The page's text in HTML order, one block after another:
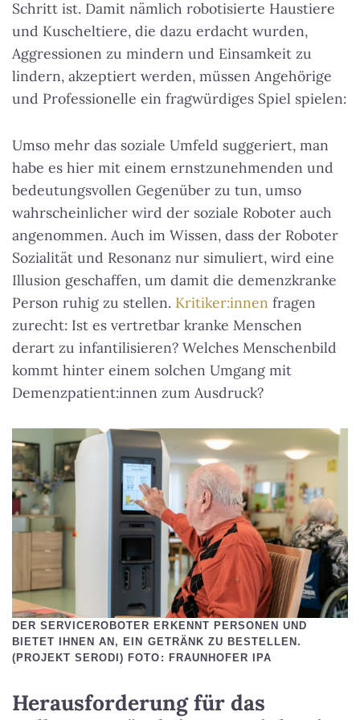
Schritt ist. Damit nämlich robotisierte Haustiere
und Kuscheltiere, die dazu erdacht wurden,
Aggressionen zu mindern und Einsamkeit zu
lindern, akzeptiert werden, müssen Angehörige
und Professionelle ein fragwürdiges Spiel spielen:
Umso mehr das soziale Umfeld suggeriert, man
habe es hier mit einem ernstzunehmenden und
bedeutungsvollen Gegenüber zu tun, umso
wahrscheinlicher wird der soziale Roboter auch
angenommen. Auch im Wissen, dass der Roboter
Sozialität und Resonanz nur simuliert, wird eine
Illusion geschaffen, um damit die demenzkranke
Person ruhig zu stellen. Kritiker:innen fragen
zurecht: Ist es vertretbar kranke Menschen
derart zu infantilisieren? Welches Menschenbild
kommt hinter einem solchen Umgang mit
Demenzpatient:innen zum Ausdruck?
DER SERVICEROBOTER ERKENNT PERSONEN UND
BIETET IHNEN AN, EIN GETRÄNK ZU BESTELLEN.
(PROJEKT SERODI) FOTO: FRAUNHOFER IPA
Herausforderung für das